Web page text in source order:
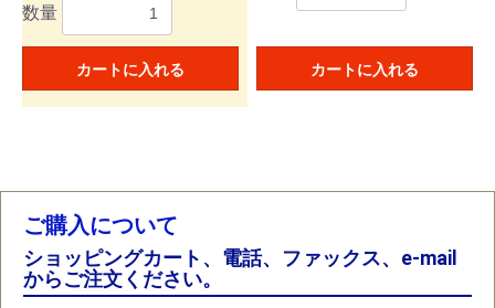
数量
カートに入れる カートに入れる
ご購入について
ショッピングカート、電話、ファックス、e-mail
からご注文ください。